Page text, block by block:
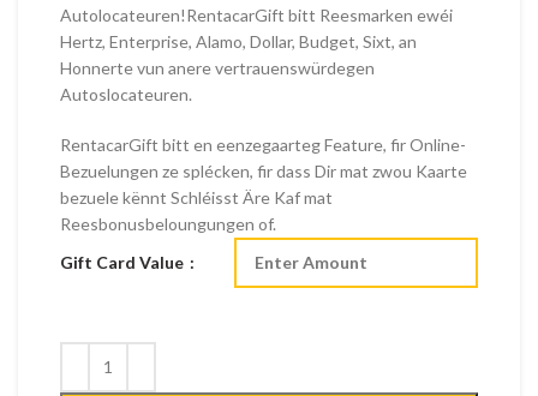
Autolocateuren!RentacarGift bitt Reesmarken ewéi
Hertz, Enterprise, Alamo, Dollar, Budget, Sixt, an
Honnerte vun anere vertrauenswürdegen
Autoslocateuren.
RentacarGift bitt en eenzegaarteg Feature, fir Online-
Bezuelungen ze splécken, fir dass Dir mat zwou Kaarte
bezuele kënnt Schléisst Äre Kaf mat
Reesbonusbeloungungen of.
Gift Card Value